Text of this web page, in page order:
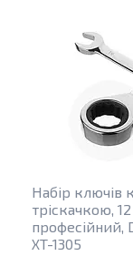
Набір ключів
тріскачкою,
професійний,
XT-1305